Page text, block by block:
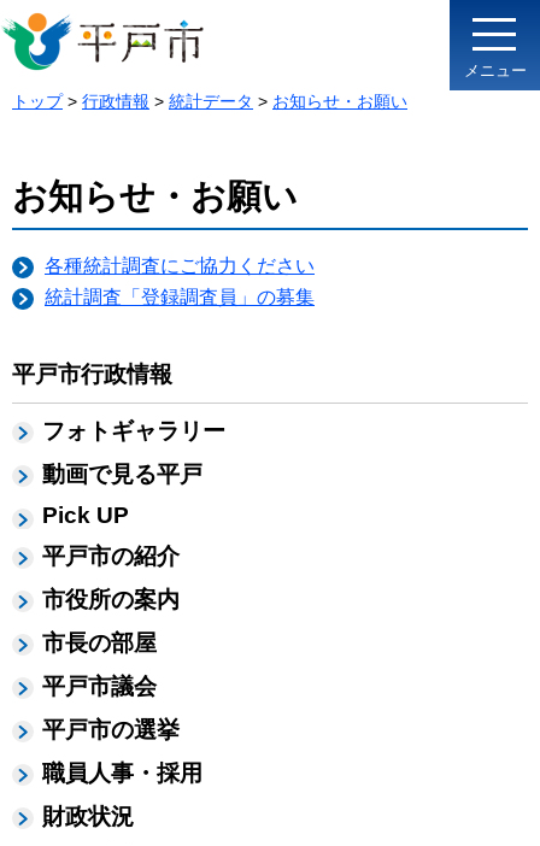
メニュー
トップ> 行政情報 > 統計データ > お知らせ・お願い
平戸市行政情報
フォトギャラリー
動画で見る平戸
Pick UP
平戸市の紹介
市役所の案内
市長の部屋
平戸市議会
平戸市の選挙
職員人事・採用
財政状況
お知らせ・お願い
各種統計調査にご協力ください
統計調査「登録調査員」の募集